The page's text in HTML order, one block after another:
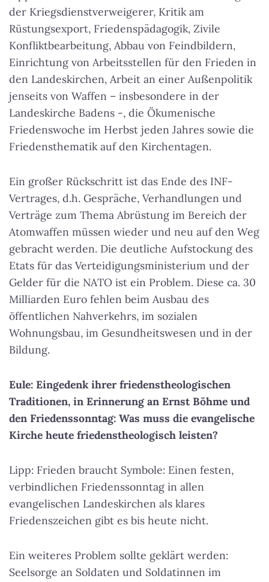
der Kriegsdienstverweigerer, Kritik am
Rüstungsexport, Friedenspädagogik, Zivile
Konfliktbearbeitung, Abbau von Feindbildern,
Einrichtung von Arbeitsstellen für den Frieden in
den Landeskirchen, Arbeit an einer Außenpolitik
jenseits von Waffen – insbesondere in der
Landeskirche Badens -, die Ökumenische
Friedenswoche im Herbst jeden Jahres sowie die
Friedensthematik auf den Kirchentagen.
Ein großer Rückschritt ist das Ende des INF-
Vertrages, d.h. Gespräche, Verhandlungen und
Verträge zum Thema Abrüstung im Bereich der
Atomwaffen müssen wieder und neu auf den Weg
gebracht werden. Die deutliche Aufstockung des
Etats für das Verteidigungsministerium und der
Gelder für die NATO ist ein Problem. Diese ca. 30
Milliarden Euro fehlen beim Ausbau des
öffentlichen Nahverkehrs, im sozialen
Wohnungsbau, im Gesundheitswesen und in der
Bildung.
Eule: Eingedenk ihrer friedenstheologischen
Traditionen, in Erinnerung an Ernst Böhme und
den Friedenssonntag: Was muss die evangelische
Kirche heute friedenstheologisch leisten?
Lipp: Frieden braucht Symbole: Einen festen,
verbindlichen Friedenssonntag in allen
evangelischen Landeskirchen als klares
Friedenszeichen gibt es bis heute nicht.
Ein weiteres Problem sollte geklärt werden:
Seelsorge an Soldaten und Soldatinnen im